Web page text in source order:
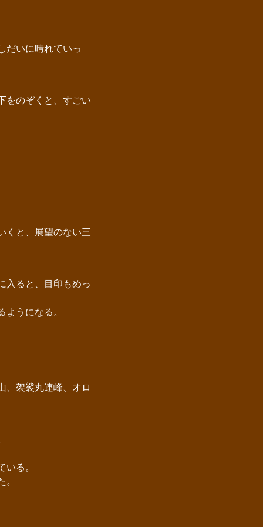
だいに晴れていっ
をのぞくと、すごい
くと、展望のない三
入ると、目印もめっ
うになる。
袈裟丸連峰、オロ
る。